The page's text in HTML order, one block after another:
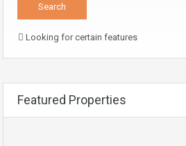
Looking for certain features
Featured Properties